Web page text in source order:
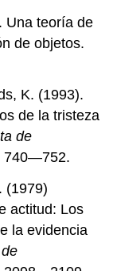
Una teoría de
de objetos.
K. (1993).
de la tristeza
de
740—752.
(1979)
actitud: Los
la evidencia